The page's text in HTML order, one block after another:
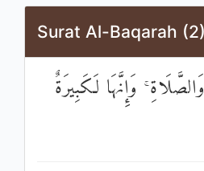
Surat Al-Baqarah
وَإِنَّهَا لَكَبِيرَةٌ